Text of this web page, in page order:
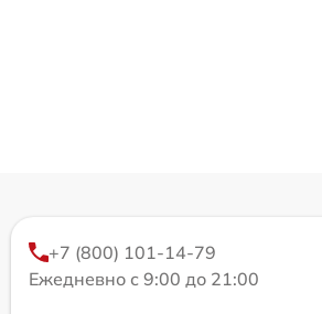
+7 (800) 101-14-79
Ежедневно с 9:00 до 21:00